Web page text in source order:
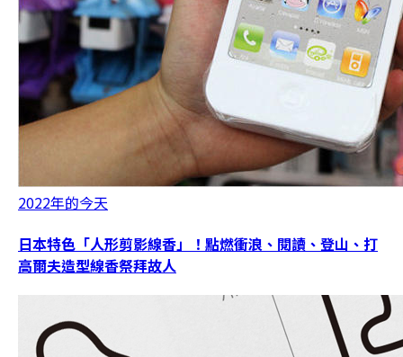
2022年的今天
日本特色「人形剪影線香」！點燃衝浪、閱讀、登山、打
高爾夫造型線香祭拜故人